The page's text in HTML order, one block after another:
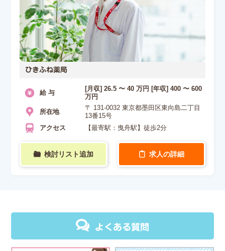
ひきふね薬局
給 与
[月収] 26.5 〜 40 万円 [年収] 400 〜 600
万円
所在地
〒 131-0032 東京都墨田区東向島二丁目
13番15号
アクセス
【最寄駅：曳舟駅】徒歩2分
検討リスト追加 求人の詳細
よくある質問